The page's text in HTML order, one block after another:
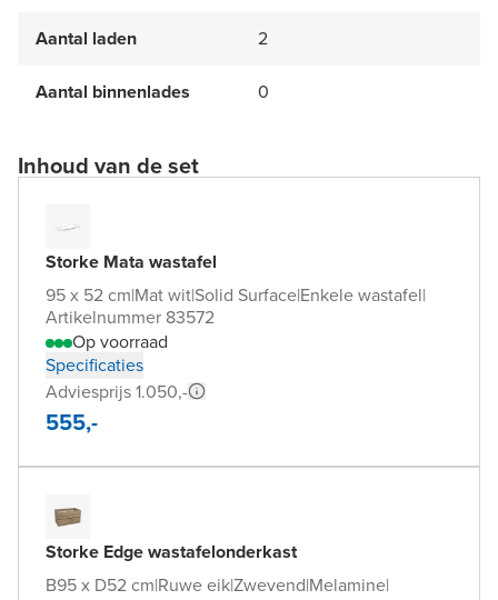
Aantal laden 2
Aantal binnenlades 0
Inhoud van de set
Storke Mata wastafel
95 x 52 cm|Mat wit|Solid Surface|Enkele wastafel|
Artikelnummer 83572
Op voorraad
Specificaties
Adviesprijs 1.050,-
555,-
Storke Edge wastafelonderkast
B95 x D52 cm|Ruwe eik|Zwevend|Melamine|